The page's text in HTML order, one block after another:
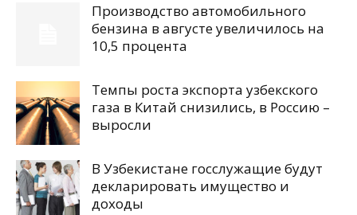
Производство автомобильного
бензина в августе увеличилось на
10,5 процента
Темпы роста экспорта узбекского
газа в Китай снизились, в Россию –
выросли
В Узбекистане госслужащие будут
декларировать имущество и
доходы